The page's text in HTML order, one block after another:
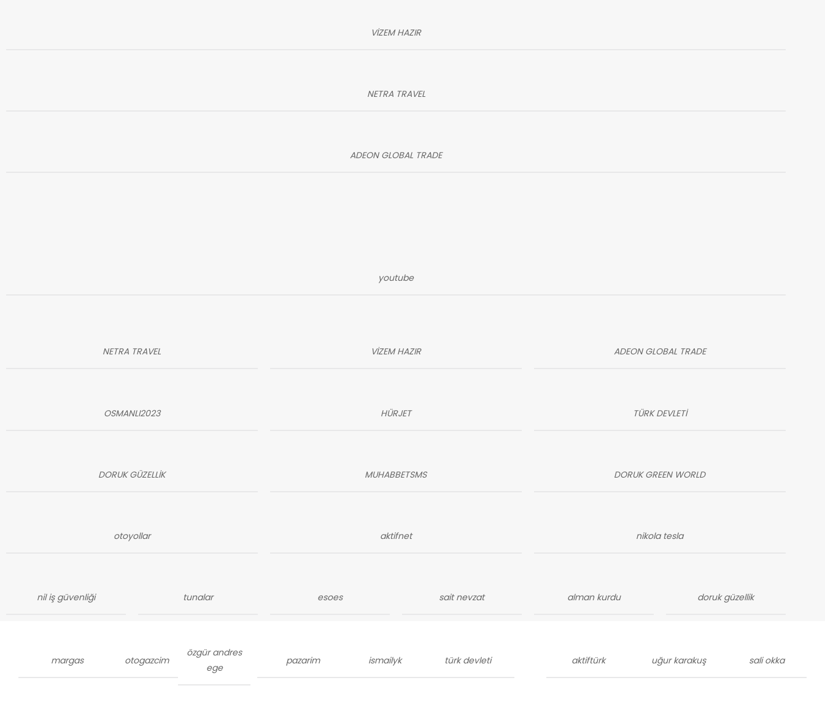
VİZEM HAZIR
NETRA TRAVEL
ADEON GLOBAL TRADE
youtube
NETRA TRAVEL VİZEM HAZIR ADEON GLOBAL TRADE
OSMANLI2023 HÜRJET TÜRK DEVLETİ
DORUK GÜZELLİK MUHABBETSMS DORUK GREEN WORLD
otoyollar aktifnet nikola tesla
nil iş güvenliği tunalar esoes sait nevzat alman kurdu doruk güzellik
margas otogazcim
özgür andres
ege
pazarim ismailyk türk devleti aktiftürk uğur karakuş sali okka